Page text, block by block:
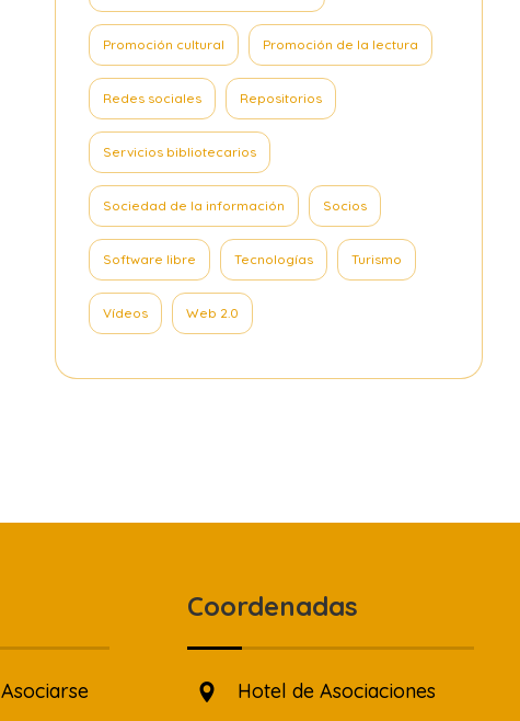
Promoción cultural Promoción de la lectura
Redes sociales Repositorios
Servicios bibliotecarios
Sociedad de la información Socios
Software libre Tecnologías Turismo
Vídeos Web 2.0
Asociarse
Coordenadas
Hotel de Asociaciones